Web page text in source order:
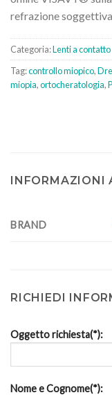
refrazione
Categoria:Lenti a contatto
Tag:controllo miopico,
miopia,ortocheratologia,
INFORMAZIONI
BRAND
RICHIEDI
Oggetto richiesta(*):
Nome e Cognome(*):